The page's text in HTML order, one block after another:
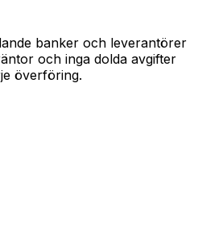
banker och leverantörer
och inga dolda avgifter
överföring.